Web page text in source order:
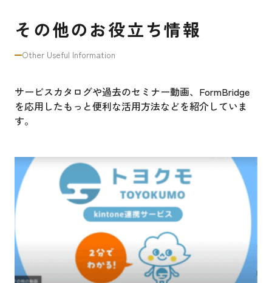
その他のお役立ち情報
Other Useful Information
サービスカタログや過去のセミナー動画、FormBridge
を応用したもっと便利な活用方法などを紹介していま
す。